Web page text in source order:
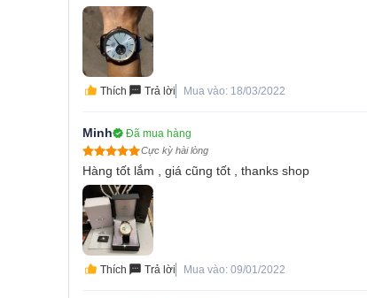
Thích Trả lời Mua vào: 18/03/2022
Minh Đã mua hàng
Cực kỳ hài lòng
Hàng tốt lắm , giá cũng tốt , thanks shop
Thích Trả lời Mua vào: 09/01/2022